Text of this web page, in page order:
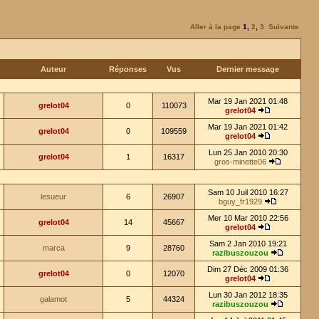
Aller à la page 1 2 3 Suivante
Auteur Réponses Vus Dernier message
grelot04 0 110073
Mar 19 Jan 2021 01:48
grelot04
grelot04 0 109559
Mar 19 Jan 2021 01:42
grelot04
grelot04 1 16317
Lun 25 Jan 2010 20:30
gros-minette06
lesueur 6 26907
Sam 10 Juil 2010 16:27
bguy_fr1929
grelot04 14 45667
Mer 10 Mar 2010 22:56
grelot04
marca 9 28760
Sam 2 Jan 2010 19:21
razibuszouzou
grelot04 0 12070
Dim 27 Déc 2009 01:36
grelot04
galamot 5 44324
Lun 30 Jan 2012 18:35
razibuszouzou